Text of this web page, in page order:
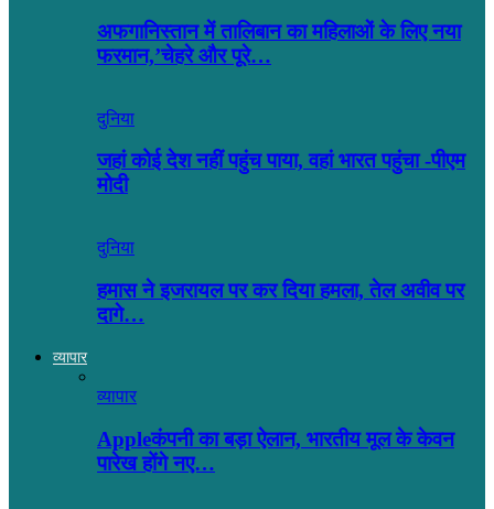
अफगानिस्तान में तालिबान का महिलाओं के लिए नया
फरमान,’चेहरे और पूरे…
दुनिया
जहां कोई देश नहीं पहुंच पाया, वहां भारत पहुंचा -पीएम
मोदी
दुनिया
हमास ने इजरायल पर कर दिया हमला, तेल अवीव पर
दागे…
व्यापार
व्यापार
Appleकंपनी का बड़ा ऐलान, भारतीय मूल के केवन
पारेख होंगे नए…